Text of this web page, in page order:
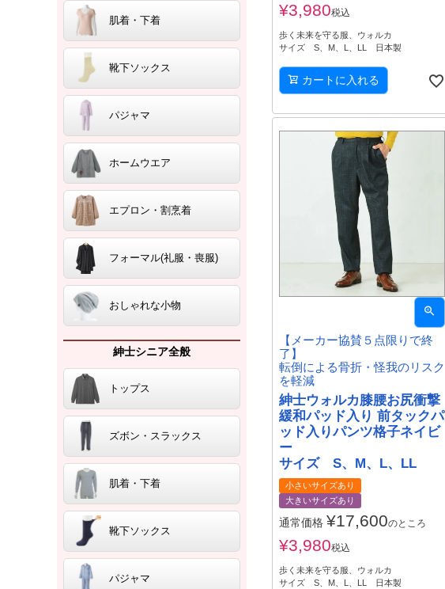
肌着・下着
靴下ソックス
パジャマ
ホームウエア
エプロン・割烹着
フォーマル(礼服・喪服)
おしゃれな小物
紳士シニア全般
トップス
ズボン・スラックス
肌着・下着
靴下ソックス
パジャマ
¥3,980税込
歩く未来を守る服、ウォルカ
サイズ S、M、L、LL 日本製
カートに入れる
【メーカー協賛５点限りで終
了】
転倒による骨折・怪我のリスク
を軽減
紳士ウォルカ膝腰お尻衝撃
緩和パッド入り 前タックパ
ッド入りパンツ格子ネイビ
ー
サイズ S、M、L、LL
小さいサイズあり
大きいサイズあり
通常価格 ¥17,600のところ
¥3,980税込
歩く未来を守る服、ウォルカ
サイズ S、M、L、LL 日本製